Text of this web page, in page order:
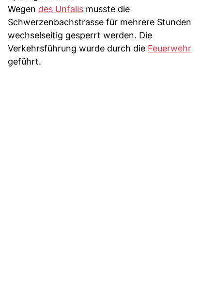
Wegen des Unfalls musste die
Schwerzenbachstrasse für mehrere Stunden
wechselseitig gesperrt werden. Die
Verkehrsführung wurde durch die Feuerwehr
geführt.